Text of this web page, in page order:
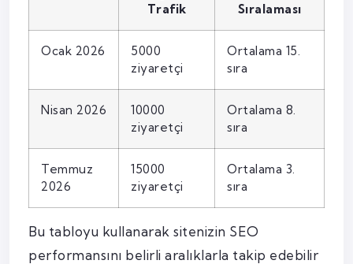
Trafik
Sıralaması
Ocak 2026
5000
ziyaretçi
Ortalama 15.
sıra
Nisan 2026
10000
ziyaretçi
Ortalama 8.
sıra
Temmuz
2026
15000
ziyaretçi
Ortalama 3.
sıra
Bu tabloyu kullanarak sitenizin SEO
performansını belirli aralıklarla takip edebilir